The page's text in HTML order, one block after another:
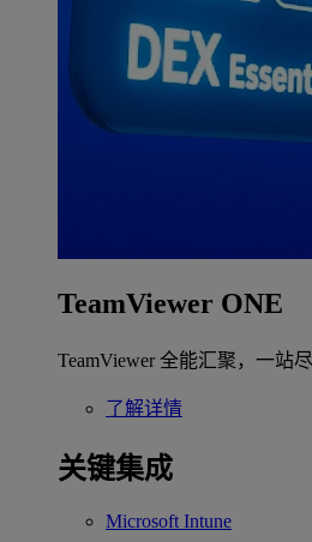
TeamViewer ONE
TeamViewer 全能汇聚，一站
了解详情
关键集成
Microsoft Intune